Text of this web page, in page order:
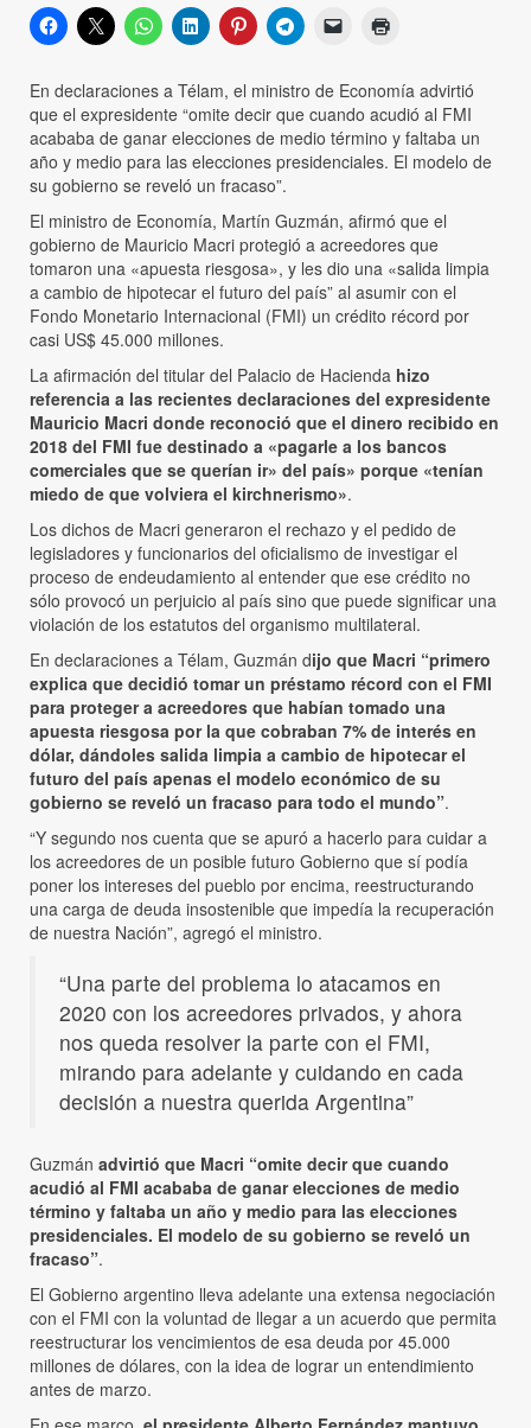
En declaraciones a Télam, el ministro de Economía advirtió
que el expresidente “omite decir que cuando acudió al FMI
acababa de ganar elecciones de medio término y faltaba un
año y medio para las elecciones presidenciales. El modelo de
su gobierno se reveló un fracaso”.
El ministro de Economía, Martín Guzmán, afirmó que el
gobierno de Mauricio Macri protegió a acreedores que
tomaron una «apuesta riesgosa», y les dio una «salida limpia
a cambio de hipotecar el futuro del país” al asumir con el
Fondo Monetario Internacional (FMI) un crédito récord por
casi US$ 45.000 millones.
La afirmación del titular del Palacio de Hacienda hizo
referencia a las recientes declaraciones del expresidente
Mauricio Macri donde reconoció que el dinero recibido en
2018 del FMI fue destinado a «pagarle a los bancos
comerciales que se querían ir» del país» porque «tenían
miedo de que volviera el kirchnerismo».
Los dichos de Macri generaron el rechazo y el pedido de
legisladores y funcionarios del oficialismo de investigar el
proceso de endeudamiento al entender que ese crédito no
sólo provocó un perjuicio al país sino que puede significar una
violación de los estatutos del organismo multilateral.
En declaraciones a Télam, Guzmán dijo que Macri “primero
explica que decidió tomar un préstamo récord con el FMI
para proteger a acreedores que habían tomado una
apuesta riesgosa por la que cobraban 7% de interés en
dólar, dándoles salida limpia a cambio de hipotecar el
futuro del país apenas el modelo económico de su
gobierno se reveló un fracaso para todo el mundo”.
“Y segundo nos cuenta que se apuró a hacerlo para cuidar a
los acreedores de un posible futuro Gobierno que sí podía
poner los intereses del pueblo por encima, reestructurando
una carga de deuda insostenible que impedía la recuperación
de nuestra Nación”, agregó el ministro.
“Una parte del problema lo atacamos en
2020 con los acreedores privados, y ahora
nos queda resolver la parte con el FMI,
mirando para adelante y cuidando en cada
decisión a nuestra querida Argentina”
Guzmán advirtió que Macri “omite decir que cuando
acudió al FMI acababa de ganar elecciones de medio
término y faltaba un año y medio para las elecciones
presidenciales. El modelo de su gobierno se reveló un
fracaso”.
El Gobierno argentino lleva adelante una extensa negociación
con el FMI con la voluntad de llegar a un acuerdo que permita
reestructurar los vencimientos de esa deuda por 45.000
millones de dólares, con la idea de lograr un entendimiento
antes de marzo.